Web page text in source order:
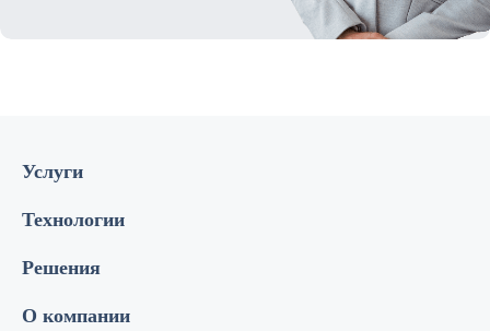
Услуги
Технологии
Решения
О компании